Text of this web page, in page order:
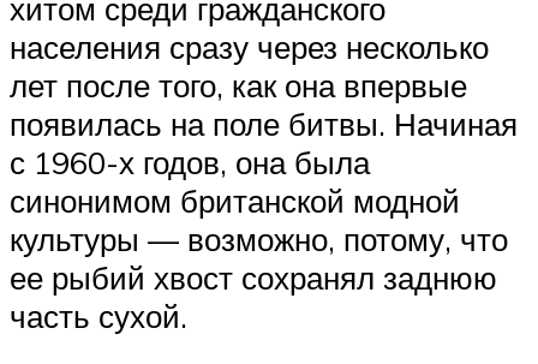
хитом среди гражданского
населения сразу через несколько
лет после того, как она впервые
появилась на поле битвы. Начиная
с 1960-х годов, она была
синонимом британской модной
культуры — возможно, потому, что
ее рыбий хвост сохранял заднюю
часть сухой.